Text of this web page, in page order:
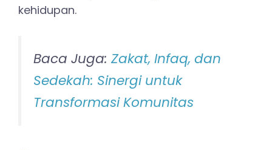
kehidupan.
Baca Juga: Zakat, Infaq, dan
Sedekah: Sinergi untuk
Transformasi Komunitas